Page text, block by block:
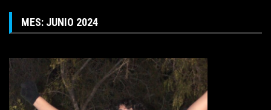
MES: JUNIO 2024